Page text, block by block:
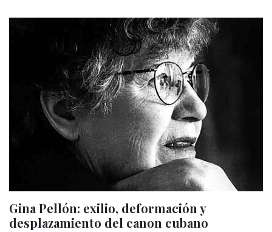
Gina Pellón: exilio, deformación y
desplazamiento del canon cubano